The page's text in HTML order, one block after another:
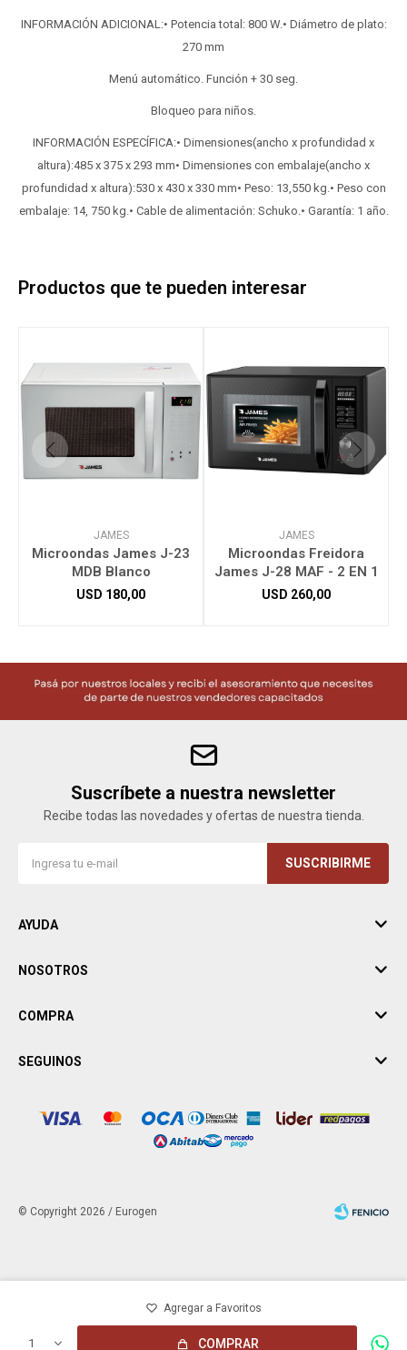
1 COMPRAR
INFORMACIÓN ADICIONAL:• Potencia total: 800 W.• Diámetro de plato:
270 mm
Menú automático. Función + 30 seg.
Bloqueo para niños.
INFORMACIÓN ESPECÍFICA:• Dimensiones(ancho x profundidad x
altura):485 x 375 x 293 mm• Dimensiones con embalaje(ancho x
profundidad x altura):530 x 430 x 330 mm• Peso: 13,550 kg.• Peso con
embalaje: 14, 750 kg.• Cable de alimentación: Schuko.• Garantía: 1 año.
Productos que te pueden interesar
JAMES
Microondas James J-23
MDB Blanco
USD 180,00
JAMES
Microondas Freidora
James J-28 MAF - 2 EN 1
USD 260,00
Suscríbete a nuestra newsletter
Recibe todas las novedades y ofertas de nuestra tienda.
SUSCRIBIRME
AYUDA
NOSOTROS
COMPRA
SEGUINOS
© Copyright 2026 / Eurogen